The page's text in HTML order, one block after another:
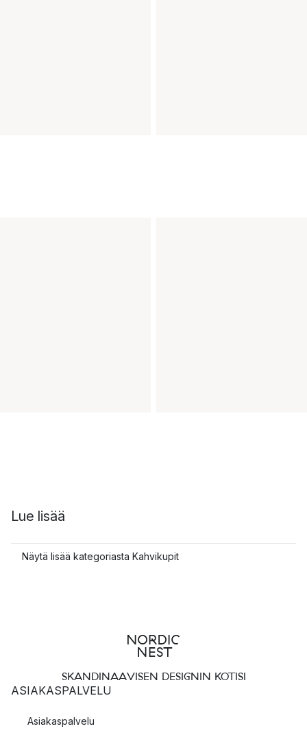
Lue lisää
Näytä lisää kategoriasta Kahvikupit
SKANDINAAVISEN DESIGNIN KOTISI
ASIAKASPALVELU
Asiakaspalvelu